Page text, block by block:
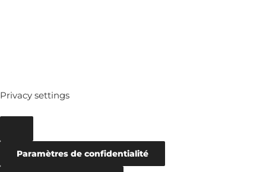
Privacy settings
Paramètres de confidentialité